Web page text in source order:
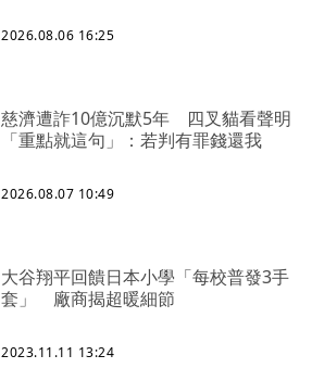
2026.08.06 16:25
慈濟遭詐10億沉默5年 四叉貓看聲明
「重點就這句」：若判有罪錢還我
2026.08.07 10:49
大谷翔平回饋日本小學「每校普發3手
套」 廠商揭超暖細節
2023.11.11 13:24